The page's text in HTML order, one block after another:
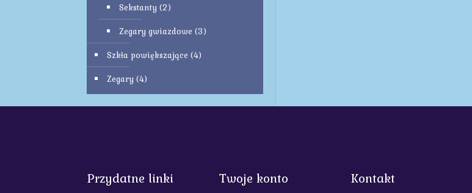
Sekstanty (2)
Zegary gwiazdowe (3)
Szkła powiększające (4)
Zegary (4)
Przydatne linki Twoje konto Kontakt